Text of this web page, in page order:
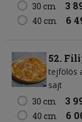
30 cm
3
40 cm 6
52.
tejfölös
sajt
30 cm
3
40 cm 6